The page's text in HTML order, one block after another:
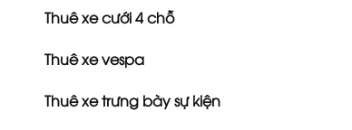
Thuê xe cưới 4 chỗ
Thuê xe vespa
Thuê xe trưng bày sự kiện